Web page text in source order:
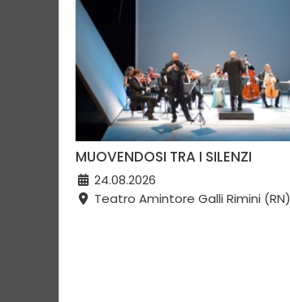
MUOVENDOSI TRA I SILENZI
24.08.2026
Teatro Amintore Galli Rimini (RN)